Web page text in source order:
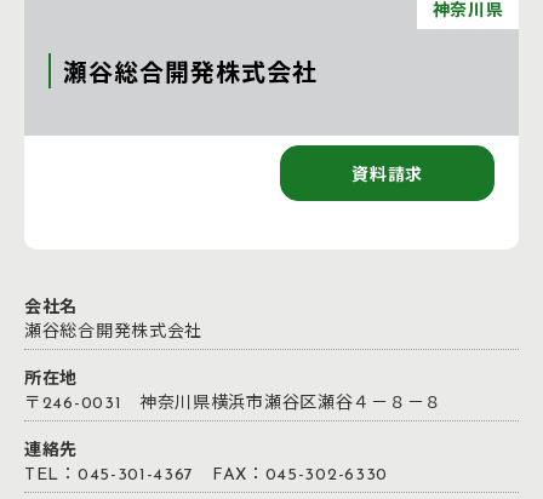
神奈川県
瀬谷総合開発株式会社
資料請求
会社名
瀬谷総合開発株式会社
所在地
〒246-0031 神奈川県横浜市瀬谷区瀬谷４－８－８
連絡先
TEL：045-301-4367 FAX：045-302-6330